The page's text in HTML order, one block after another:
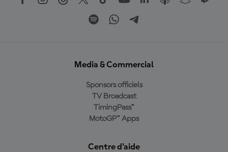
Media & Commercial
Sponsors officiels
TV Broadcast
TimingPass™
MotoGP™ Apps
Centre d'aide